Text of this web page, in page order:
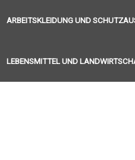
ARBEITSKLEIDUNG UND
LEBENSMITTEL UND